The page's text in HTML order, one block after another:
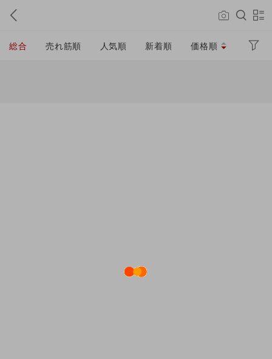
総合 売れ筋順 人気順 新着順 価格順